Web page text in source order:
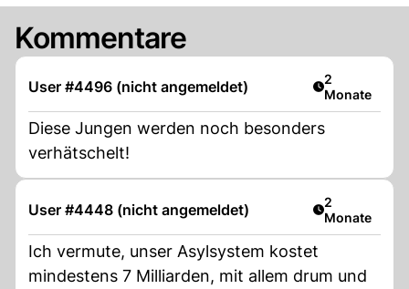
Kommentare
User #4496 (nicht angemeldet) Artikel
2
Monate
Diese Jungen werden noch besonders
verhätschelt!
User #4448 (nicht angemeldet) Artikel
2
Monate
Ich vermute, unser Asylsystem kostet
mindestens 7 Milliarden, mit allem drum und